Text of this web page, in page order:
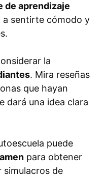
de aprendizaje
a sentirte cómodo y
la
. Mira reseñas
que hayan
dará una idea clara
puede
para obtener
simulacros de